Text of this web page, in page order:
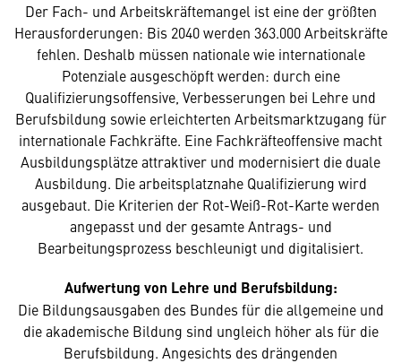
Der Fach- und Arbeitskräftemangel ist eine der größten
Herausforderungen: Bis 2040 werden 363.000 Arbeitskräfte
fehlen. Deshalb müssen nationale wie internationale
Potenziale ausgeschöpft werden: durch eine
Qualifizierungsoffensive, Verbesserungen bei Lehre und
Berufsbildung sowie erleichterten Arbeitsmarktzugang für
internationale Fachkräfte. Eine Fachkräfteoffensive macht
Ausbildungsplätze attraktiver und modernisiert die duale
Ausbildung. Die arbeitsplatznahe Qualifizierung wird
ausgebaut. Die Kriterien der Rot-Weiß-Rot-Karte werden
angepasst und der gesamte Antrags- und
Bearbeitungsprozess beschleunigt und digitalisiert.
Aufwertung von Lehre und Berufsbildung:
Die Bildungsausgaben des Bundes für die allgemeine und
die akademische Bildung sind ungleich höher als für die
Berufsbildung. Angesichts des drängenden